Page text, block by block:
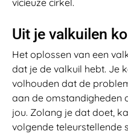
vicieuze cirkel.
Uit je valkuilen
Het oplossen van een
dat je de valkuil hebt. Je
volhouden dat de
aan de omstandigheden
jou. Zolang je dat doet,
volgende teleurstellende